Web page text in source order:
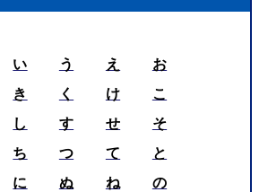
い う え
お
き く け
こ
し す せ
そ
ち つ て
と
に ぬ ね
の